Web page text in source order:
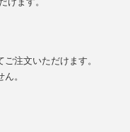
注文いただけます。
。